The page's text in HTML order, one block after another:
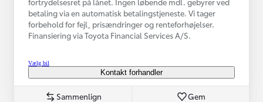
betaling via en automatisk betalingstjeneste. Vi tager
forbehold for fejl, prisændringer og renteforhøjelser.
Finansiering via Toyota Financial Services A/S.
Vælg bil
Kontakt forhandler
Sammenlign Gem